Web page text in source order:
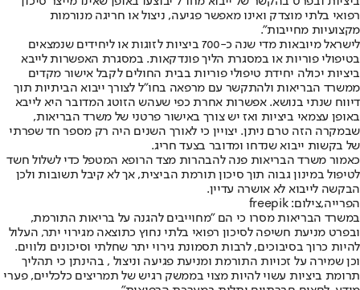
רפואי בלתי מוצדק ואינו מאפשר פגיעה, ניצול או חריגה מנורמות
מקצועיות מחייבות".
לישראל מיובאות מדי שנה כ-700 ביציות לזוגות או ליחידים שנמצאים
בטיפולי פוריות או במסגרת הליך פונדקאות. במסגרת האפשרות לייבא
ביציות יכולה יחידת טיפולי פוריות בבית החולים לקבל אישור מקדים
ממשרד הבריאות ולהתקשר עם מרפאה בחו"ל לצורך ייבוא הביתיות תוך
דיווח שנתי בנושא. אפשרות אחרת כפי שעהש הזוטג המדובר היא לייבא
באופן עצמאי ביציות ואז יש צורך באישור פרטני של משרד הבריאות,
שבמקרה הזה טרם ניתן. יצויין כי לאורך השנים היה רק מספר חד שפרתי
של בקשות ייבוא שנדחו ומדובר בצעד חריג.
כאמור משרד הבריאות פנה להבהרות מצד הרופא המטפל כדי לשלול חשד
לטיפול במינון גבוה תוך סיכון תורמת הביצית, אך לא קיבל תשובות ולכן
הבקשה לייבוא לא אושרה עדיין.
הפרייה,צילום: freepik
במשרד הבריאות מסרו כי הם "מחוייבים להגנה על בריאות התורמת,
ובפרט מניעת חשיפה לסיכון רפואי בלתי נחוץ כתוצאה מגירוי יתר, העלול
להיות כרוך בסיבוכים, לרבות תסמונת גירוי יתר שחלתי וסיכונים נלווים.
וכן שמירה על זכויות התורמת ומניעת פגיעה וניצול , בהינתן כי תהליך
תרומת ביציות עשוי להיות מצוי בממשק רגיש של תמריצים כלכליים, פערי